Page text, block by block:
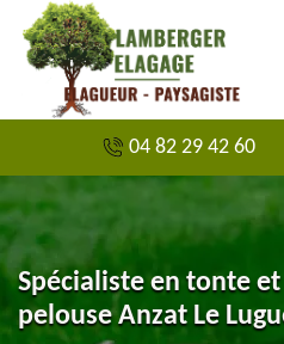
04 82 29 42 60
Spécialiste en tonte
pelouse Anzat Le